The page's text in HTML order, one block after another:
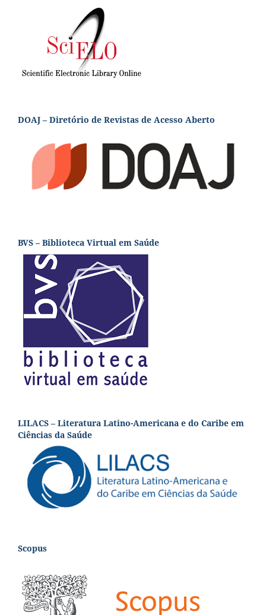
DOAJ – Diretório de Revistas de Acesso Aberto
BVS – Biblioteca Virtual em Saúde
LILACS – Literatura Latino-Americana e do Caribe em
Ciências da Saúde
Scopus